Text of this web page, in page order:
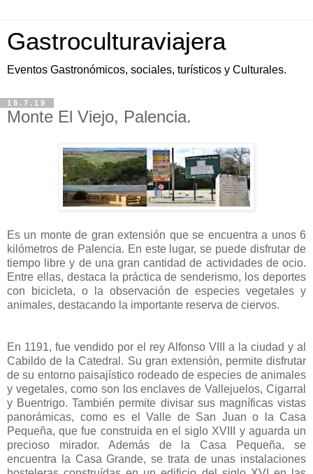
Gastroculturaviajera
Eventos Gastronómicos, sociales, turísticos y Culturales.
19.7.19
Monte El Viejo, Palencia.
Es un monte de gran extensión que se encuentra a unos 6
kilómetros de Palencia. En este lugar, se puede disfrutar de
tiempo libre y de una gran cantidad de actividades de ocio.
Entre ellas, destaca la práctica de senderismo, los deportes
con bicicleta, o la observación de especies vegetales y
animales, destacando la importante reserva de ciervos.
En 1191, fue vendido por el rey Alfonso VIII a la ciudad y al
Cabildo de la Catedral. Su gran extensión, permite disfrutar
de su entorno paisajístico rodeado de especies de animales
y vegetales, como son los enclaves de Vallejuelos, Cigarral
y Buentrigo. También permite divisar sus magníficas vistas
panorámicas, como es el Valle de San Juan o la Casa
Pequeña, que fue construida en el siglo XVIII y aguarda un
precioso mirador. Además de la Casa Pequeña, se
encuentra la Casa Grande, se trata de unas instalaciones